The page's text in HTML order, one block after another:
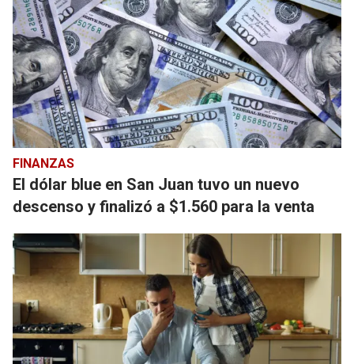
FINANZAS
El dólar blue en San Juan tuvo un nuevo
descenso y finalizó a $1.560 para la venta